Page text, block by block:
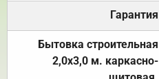
Гарантия
Бытовка строительная
2,0х3,0 м. каркасно-